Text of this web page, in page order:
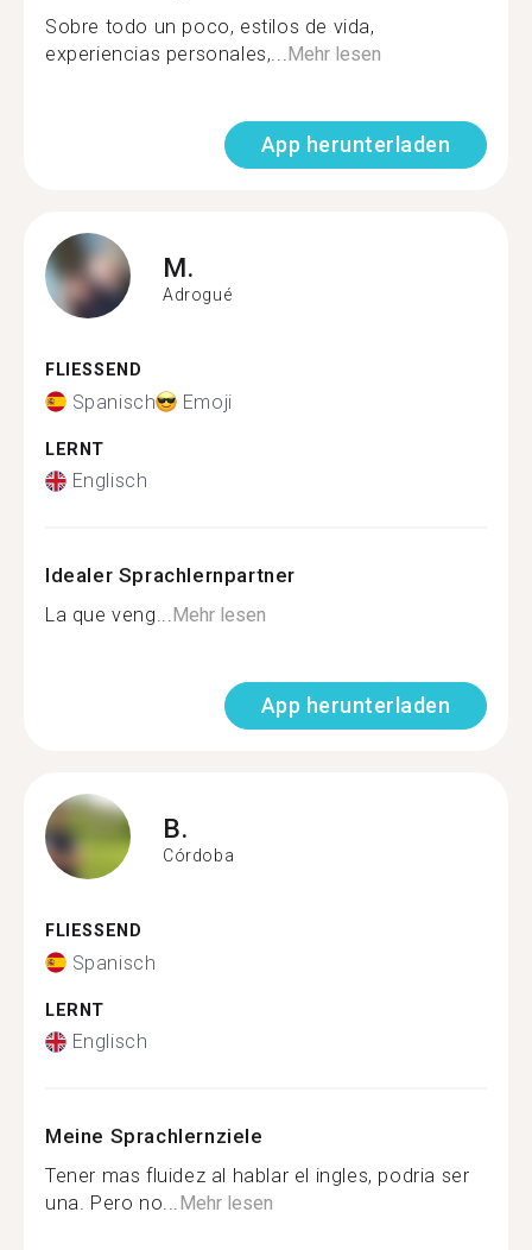
Sobre todo un poco, estilos de vida,
experiencias personales,...Mehr lesen
App herunterladen
M.
Adrogué
FLIESSEND
Spanisch Emoji
LERNT
Englisch
Idealer Sprachlernpartner
La que veng...Mehr lesen
App herunterladen
B.
Córdoba
FLIESSEND
Spanisch
LERNT
Englisch
Meine Sprachlernziele
Tener mas fluidez al hablar el ingles, podria ser
una. Pero no...Mehr lesen